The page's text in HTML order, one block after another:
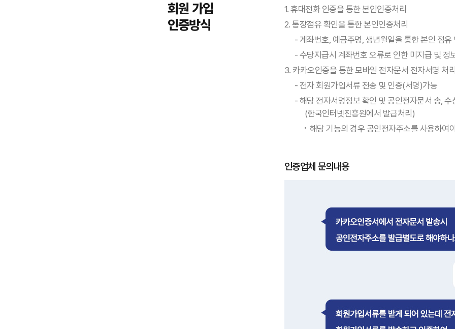
회원 가입
인증방식
1. 휴대전화 인증을 통한 본인인증처리
2. 통장점유 확인을 통한 본인인증처리
- 계좌번호, 예금주명, 생년월일을 통한 본인 점유
- 수당지급시 계좌번호 오류로 인한 미지급 및 정
3. 카카오인증을 통한 모바일 전자문서 전자서명 처
- 전자 회원가입서류 전송 및 인증(서명)가능
- 해당 전자서명정보 확인 및 공인전자문서 송,
(한국인터넷진흥원에서 발급처리)
해당 기능의 경우 공인전자주소를 사용하여
인증업체 문의내용